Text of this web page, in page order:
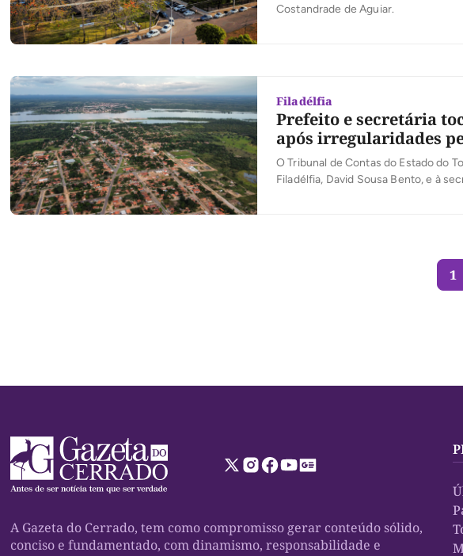
Costandrade de Aguiar.
Filadélfia
Prefeito e secretária
após irregularidades
O Tribunal de Contas do Estado do
Filadélfia, David Sousa Bento, e à
1
A Gazeta do Cerrado, tem como compromisso gerar conteúdo sólido,
conciso e fundamentado, com dinamismo, responsabilidade e